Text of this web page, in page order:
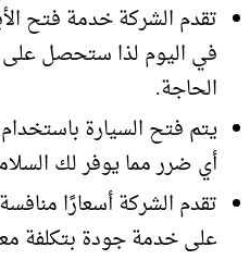
في اليوم لذا ستحصل
الحاجة.
يتم فتح السيارة
أي ضرر مما يوفر لك
تقدم الشركة أسعارًا
على خدمة جودة بتكلفة